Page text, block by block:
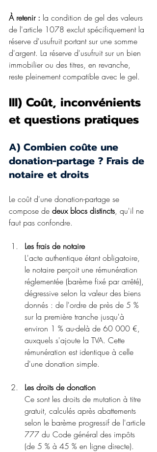
À retenir : la condition de gel des valeurs
de l'article 1078 exclut spécifiquement la
réserve d'usufruit portant sur une somme
d'argent. La réserve d'usufruit sur un bien
immobilier ou des titres, en revanche,
reste pleinement compatible avec le gel.
III) Coût, inconvénients
et questions pratiques
A) Combien coûte une
donation-partage ? Frais de
notaire et droits
Le coût d'une donation-partage se
compose de deux blocs distincts, qu'il ne
faut pas confondre.
Les frais de notaire
L'acte authentique étant obligatoire,
le notaire perçoit une rémunération
réglementée (barème fixé par arrêté),
dégressive selon la valeur des biens
donnés : de l'ordre de près de 5 %
sur la première tranche jusqu'à
environ 1 % au-delà de 60 000 €,
auxquels s'ajoute la TVA. Cette
rémunération est identique à celle
d'une donation simple.
Les droits de donation
Ce sont les droits de mutation à titre
gratuit, calculés après abattements
selon le barème progressif de l'article
777 du Code général des impôts
(de 5 % à 45 % en ligne directe).